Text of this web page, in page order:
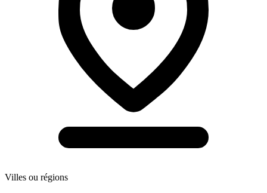
Villes ou régions